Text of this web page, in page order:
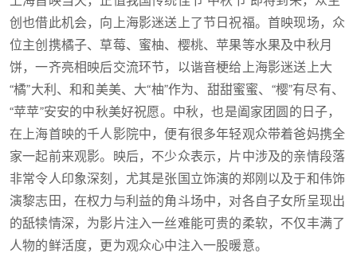
创也借此机会，向上海影迷送上了节日祝福。首映现场，众
位主创携橘子、草莓、蜜柚、樱桃、苹果等水果及中秋月
饼，一齐亮相映后交流环节，以谐音梗给上海影迷送上大
“橘”大利、和和美美、大“柚”作为、甜甜蜜蜜、“樱”有尽有、
“苹苹”安安的中秋美好祝愿。中秋，也是阖家团圆的日子，
在上海首映的千人影院中，便有很多年轻观众带着爸妈携全
家一起前来观影。映后，不少众表示，片中涉及的亲情段落
非常令人印象深刻，尤其是张国立饰演的郑刚以及于和伟饰
演黎志田，在权力与利益的角斗场中，对各自子女所呈现出
的舐犊情深，为影片注入一丝难能可贵的柔软，不仅丰满了
人物的鲜活度，更为观众心中注入一股暖意。